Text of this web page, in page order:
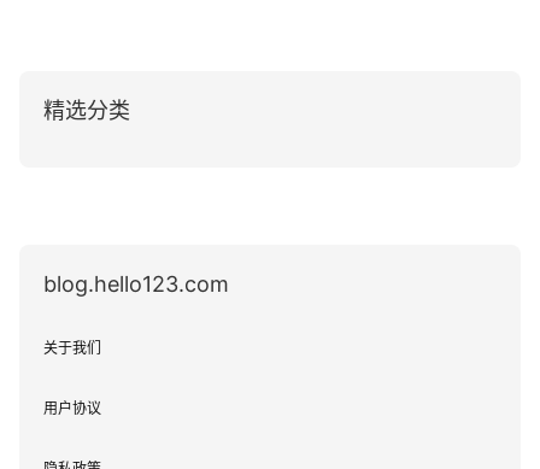
精选分类
blog.hello123.com
关于我们
用户协议